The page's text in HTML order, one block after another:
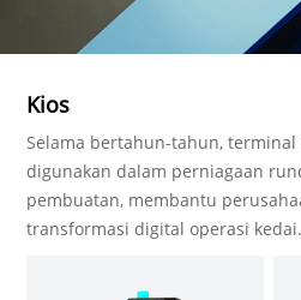
Kios
Selama bertahun-tahun,
digunakan dalam perniagaan
pembuatan, membantu
transformasi digital operasi kedai.